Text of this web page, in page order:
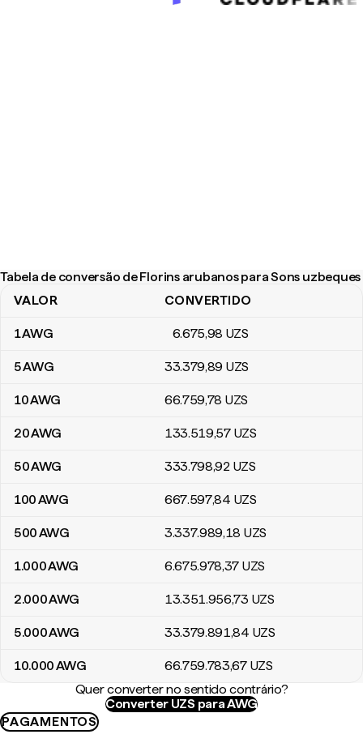
Tabela de conversão de Florins arubanos para Sons uzbeques
Tabela de conversão de Florins arubanos para Sons uzbeques
VALOR CONVERTIDO
1AWG 6.675,98 UZS
5AWG 33.379,89 UZS
10AWG 66.759,78 UZS
20AWG 133.519,57 UZS
50AWG 333.798,92 UZS
100AWG 667.597,84 UZS
500AWG 3.337.989,18 UZS
1.000AWG 6.675.978,37 UZS
2.000AWG 13.351.956,73 UZS
5.000AWG 33.379.891,84 UZS
10.000AWG 66.759.783,67 UZS
Quer converter no sentido contrário?
Converter UZS para AWG
PAGAMENTOS